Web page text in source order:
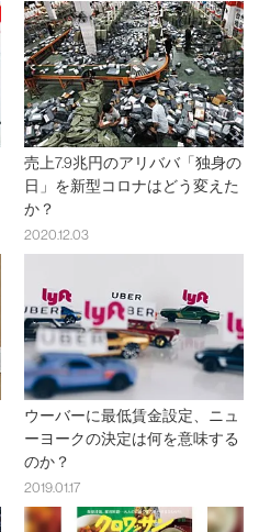
売上7.9兆円のアリババ「独身の
日」を新型コロナはどう変えた
か？
2020.12.03
ウーバーに最低賃金設定、ニュ
ーヨークの決定は何を意味する
のか？
2019.01.17